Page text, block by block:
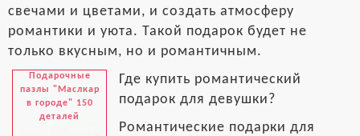
свечами и цветами, и создать атмосферу
романтики и уюта. Такой подарок будет не
только вкусным, но и романтичным.
Подарочные
пазлы "Маслкар
в городе" 150
деталей
Где купить романтический
подарок для девушки?
Романтические подарки для